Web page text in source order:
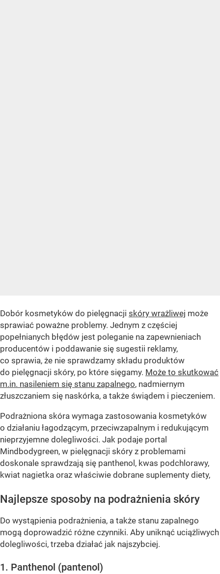
Dobór kosmetyków do pielęgnacji skóry wrażliwej może
sprawiać poważne problemy. Jednym z częściej
popełnianych błędów jest poleganie na zapewnieniach
producentów i poddawanie się sugestii reklamy,
co sprawia, że nie sprawdzamy składu produktów
do pielęgnacji skóry, po które sięgamy. Może to skutkować
m.in. nasileniem się stanu zapalnego, nadmiernym
złuszczaniem się naskórka, a także świądem i pieczeniem.
Podrażniona skóra wymaga zastosowania kosmetyków
o działaniu łagodzącym, przeciwzapalnym i redukującym
nieprzyjemne dolegliwości. Jak podaje portal
Mindbodygreen, w pielęgnacji skóry z problemami
doskonale sprawdzają się panthenol, kwas podchlorawy,
kwiat nagietka oraz właściwie dobrane suplementy diety,
Najlepsze sposoby na podrażnienia skóry
Do wystąpienia podrażnienia, a także stanu zapalnego
mogą doprowadzić różne czynniki. Aby uniknąć uciążliwych
dolegliwości, trzeba działać jak najszybciej.
1. Panthenol (pantenol)